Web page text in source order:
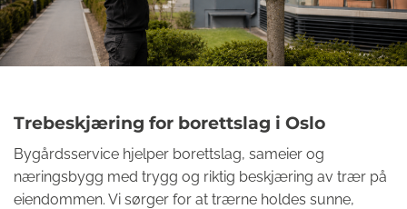
Trebeskjæring for borettslag i Oslo
Bygårdsservice hjelper borettslag, sameier og
næringsbygg med trygg og riktig beskjæring av trær på
eiendommen. Vi sørger for at trærne holdes sunne,